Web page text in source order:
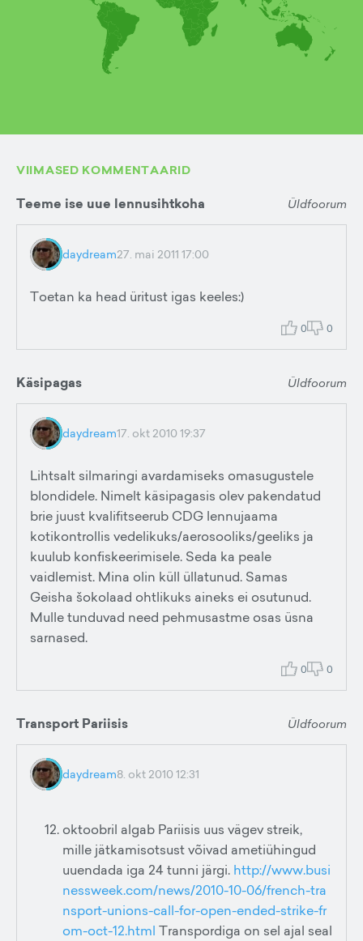
VIIMASED KOMMENTAARID
Teeme ise uue lennusihtkoha Üldfoorum
daydream27. mai 2011 17:00
Toetan ka head üritust igas keeles:)
0 0
Käsipagas Üldfoorum
daydream17. okt 2010 19:37
Lihtsalt silmaringi avardamiseks omasugustele
blondidele. Nimelt käsipagasis olev pakendatud
brie juust kvalifitseerub CDG lennujaama
kotikontrollis vedelikuks/aerosooliks/geeliks ja
kuulub konfiskeerimisele. Seda ka peale
vaidlemist. Mina olin küll üllatunud. Samas
Geisha šokolaad ohtlikuks aineks ei osutunud.
Mulle tunduvad need pehmusastme osas üsna
sarnased.
0 0
Transport Pariisis Üldfoorum
daydream8. okt 2010 12:31
oktoobril algab Pariisis uus vägev streik,
mille jätkamisotsust võivad ametiühingud
uuendada iga 24 tunni järgi. http://www.busi
nessweek.com/news/2010-10-06/french-tra
nsport-unions-call-for-open-ended-strike-fr
om-oct-12.html Transpordiga on sel ajal seal